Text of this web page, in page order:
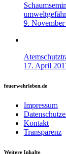
9.
17. April
feuerwehrleben.de
Impressum
Kontakt
Transparenz
Weitere Inhalte